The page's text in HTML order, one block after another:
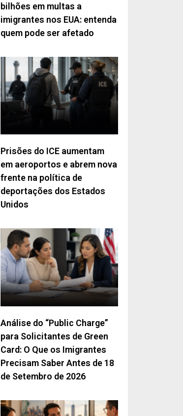
bilhões em multas a
imigrantes nos EUA: entenda
quem pode ser afetado
Prisões do ICE aumentam
em aeroportos e abrem nova
frente na política de
deportações dos Estados
Unidos
Análise do “Public Charge”
para Solicitantes de Green
Card: O Que os Imigrantes
Precisam Saber Antes de 18
de Setembro de 2026